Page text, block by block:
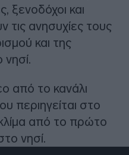
ξενοδόχοι και
ανησυχίες τους
και της
νησί.
από το κανάλι
περιηγείται στο
από το πρώτο
νησί.